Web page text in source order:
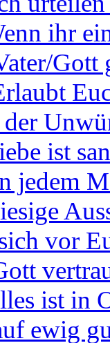
ihr
Gott
ist
jedem
vor
ist in
ewig